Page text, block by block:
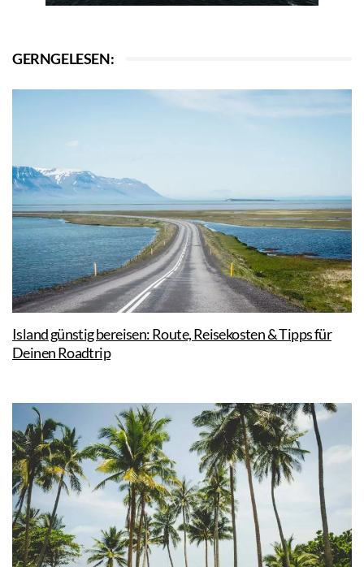
GERNGELESEN:
Island günstig bereisen: Route, Reisekosten & Tipps für
Deinen Roadtrip